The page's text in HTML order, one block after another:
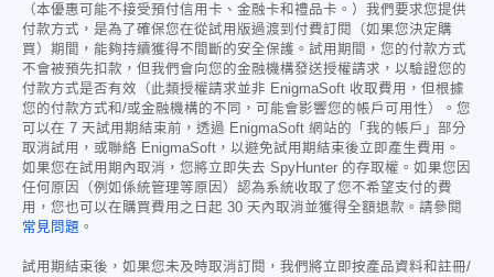
（本優惠可能不接受預付信用卡、金融卡和禮品卡。）我們要求您提供
付款方式，是為了確保您在從試用版過渡到付費訂閱（如果您決定購
買）期間，能夠持續獲得不間斷的安全保護。試用期間，您的付款方式
不會被預先扣款，但我們會向您的金融機構發送授權請求，以驗證您的
付款方式是否有效（此類授權請求並非 EnigmaSoft 收取費用，但根據
您的付款方式和/或金融機構的不同，可能會影響您的帳戶可用性）。您
可以在 7 天試用期結束前，透過 EnigmaSoft 網站的「我的帳戶」部分
取消試用，或聯絡 EnigmaSoft，以避免試用期結束後立即產生費用。
如果您在試用期內取消，您將立即失去 SpyHunter 的存取權。如果您因
任何原因（例如係統管理等原因）認為系統收取了您不希望支付的費
用，您也可以在購買費用之日起 30 天內取消並獲得全額退款。請參閱
常見問題 。
試用期結束後，如果您未及時取消訂閱，我們將立即按產品資料和註冊/